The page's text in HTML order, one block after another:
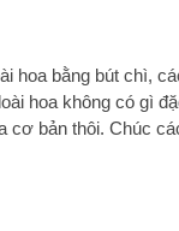
hoa bằng bút chì,
hoa không có gì
cơ bản thôi. Chúc